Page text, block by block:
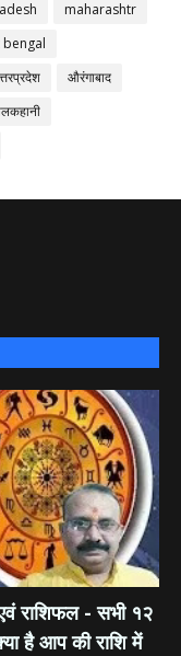
maharashtr
bengal
औरंगाबाद
राशिफल - सभी १२
है आप की राशि में